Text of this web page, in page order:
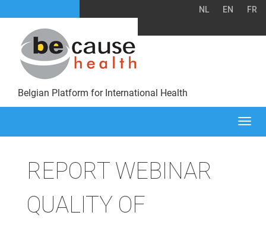
NL EN FR
Belgian Platform for International Health
REPORT WEBINAR
QUALITY OF